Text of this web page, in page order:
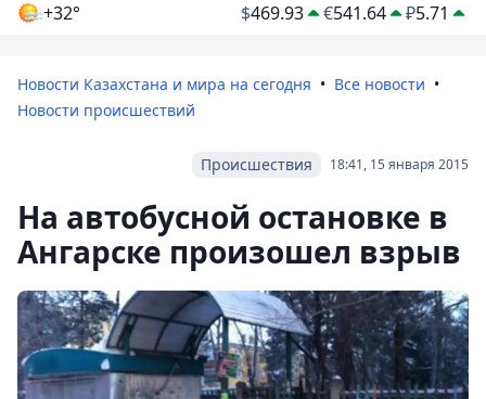
+32° $469.93 €541.64 ₽5.71
Новости Казахстана и мира на сегодня
Все новости
Новости происшествий
18:41, 15 января 2015
Происшествия
На автобусной остановке в
Ангарске произошел взрыв